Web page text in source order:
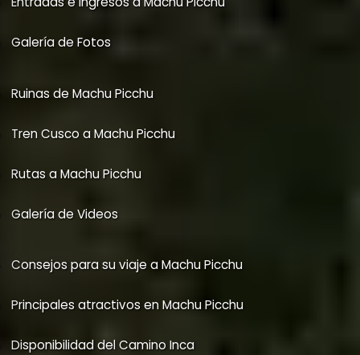
Galería de Fotos
Ruinas de Machu Picchu
Tren Cusco a Machu Picchu
Rutas a Machu Picchu
Galería de Videos
Consejos para su viaje a Machu Picchu
Principales atractivos en Machu Picchu
Disponibilidad del Camino Inca